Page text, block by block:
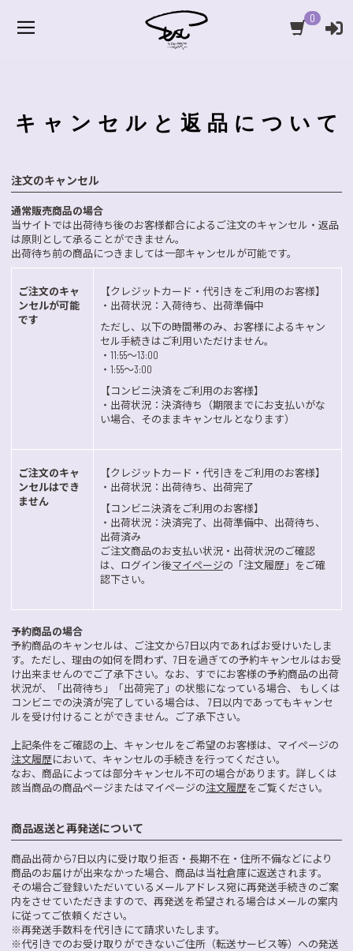
0
キャンセルと返品について
注文のキャンセル
通常販売商品の場合
当サイトでは出荷待ち後のお客様都合によるご注文のキャンセル・返品
は原則として承ることができません。
出荷待ち前の商品につきましては一部キャンセルが可能です。
ご注文のキャ
ンセルが可能
です
【クレジットカード・代引きをご利用のお客様】
・出荷状況：入荷待ち、出荷準備中
ただし、以下の時間帯のみ、お客様によるキャン
セル手続きはご利用いただけません。
・11:55〜13:00
・1:55〜3:00
【コンビニ決済をご利用のお客様】
・出荷状況：決済待ち（期限までにお支払いがな
い場合、そのままキャンセルとなります）
ご注文のキャ
ンセルはでき
ません
【クレジットカード・代引きをご利用のお客様】
・出荷状況：出荷待ち、出荷完了
【コンビニ決済をご利用のお客様】
・出荷状況：決済完了、出荷準備中、出荷待ち、
出荷済み
ご注文商品のお支払い状況・出荷状況のご確認
は、ログイン後マイページの「注文履歴」をご確
認下さい。
予約商品の場合
予約商品のキャンセルは、ご注文から7日以内であればお受けいたしま
す。ただし、理由の如何を問わず、7日を過ぎての予約キャンセルはお受
け出来ませんのでご了承下さい。なお、すでにお客様の予約商品の出荷
状況が、「出荷待ち」「出荷完了」の状態になっている場合、 もしくは
コンビニでの決済が完了している場合は、 7日以内であってもキャンセ
ルを受け付けることができません。ご了承下さい。
上記条件をご確認の上、キャンセルをご希望のお客様は、マイページの
注文履歴において、キャンセルの手続きを行ってください。
なお、商品によっては部分キャンセル不可の場合があります。詳しくは
該当商品の商品ページまたはマイページの注文履歴をご覧ください。
商品返送と再発送について
商品出荷から7日以内に受け取り拒否・長期不在・住所不備などにより
商品のお届けが出来なかった場合、商品は当社倉庫に返送されます。
その場合ご登録いただいているメールアドレス宛に再発送手続きのご案
内をさせていただきますので、再発送を希望される場合はメールの案内
に従ってご依頼ください。
※再発送手数料を代引きにて請求いたします。
※代引きでのお受け取りができないご住所（転送サービス等）への発送